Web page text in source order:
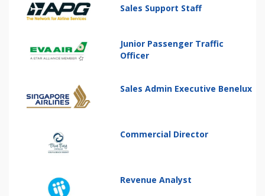
Sales Support Staff
Junior Passenger Traffic
Officer
Sales Admin Executive Benelux
Commercial Director
Revenue Analyst